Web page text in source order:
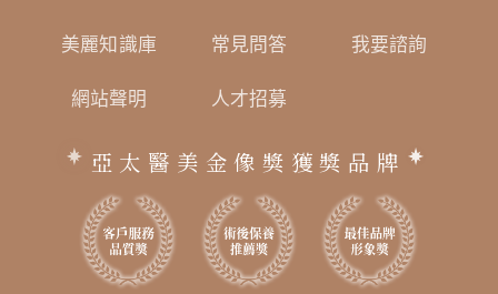
美麗知識庫 常見問答 我要諮詢
網站聲明 人才招募
亞太醫美金像獎獲獎品牌